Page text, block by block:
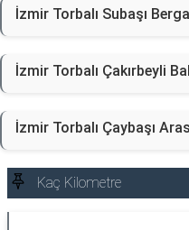
İzmir Torbalı Subaşı
İzmir Torbalı Çakırbeyli
İzmir Torbalı Çaybaşı
Kaç Kilometre